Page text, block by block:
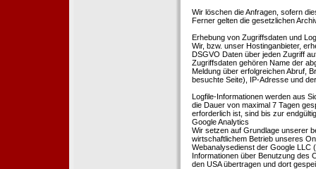
Wir löschen die Anfragen, sofern
Ferner gelten die gesetzlichen
Erhebung von Zugriffsdaten und
Wir, bzw. unser Hostinganbieter,
DSGVO Daten über jeden Zugriff
Zugriffsdaten gehören Name der
Meldung über erfolgreichen Abruf,
besuchte Seite), IP-Adresse und
Logfile-Informationen werden aus
die Dauer von maximal 7 Tagen
erforderlich ist, sind bis zur
Google Analytics
Wir setzen auf Grundlage unserer
wirtschaftlichem Betrieb unseres
Webanalysedienst der Google LLC
Informationen über Benutzung des
den USA übertragen und dort